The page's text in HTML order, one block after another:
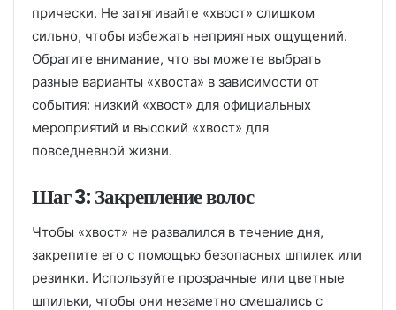
прически. Не затягивайте «хвост» слишком
сильно, чтобы избежать неприятных ощущений.
Обратите внимание, что вы можете выбрать
разные варианты «хвоста» в зависимости от
события: низкий «хвост» для официальных
мероприятий и высокий «хвост» для
повседневной жизни.
Шаг 3: Закрепление волос
Чтобы «хвост» не развалился в течение дня,
закрепите его с помощью безопасных шпилек или
резинки. Используйте прозрачные или цветные
шпильки, чтобы они незаметно смешались с